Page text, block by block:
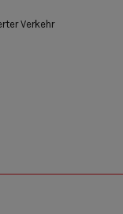
Verkehr